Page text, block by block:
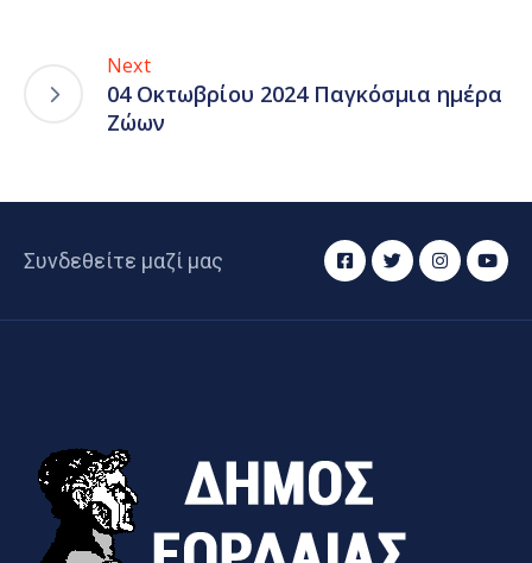
Next
04 Οκτωβρίου 2024 Παγκόσμια ημέρα
Ζώων
Συνδεθείτε μαζί μας